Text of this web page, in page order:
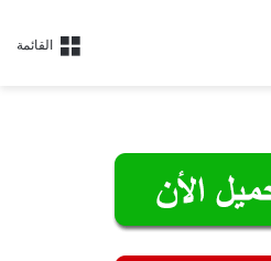
القائمة